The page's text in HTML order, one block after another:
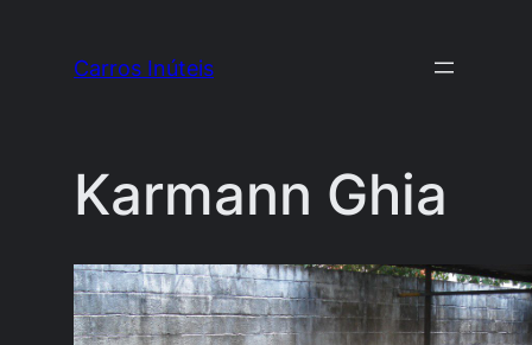
Carros Inúteis
Karmann Ghia